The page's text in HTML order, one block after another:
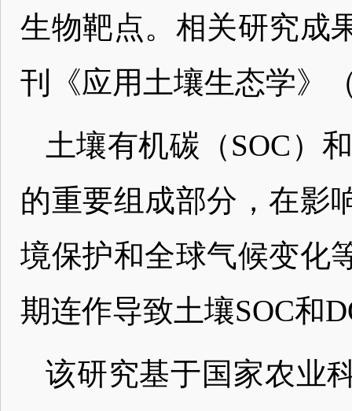
生物靶点。相关研究成
刊《应用土壤生态学》
土壤有机碳（SOC）
的重要组成部分，在影
境保护和全球气候变化
期连作导致土壤SOC和
该研究基于国家农业